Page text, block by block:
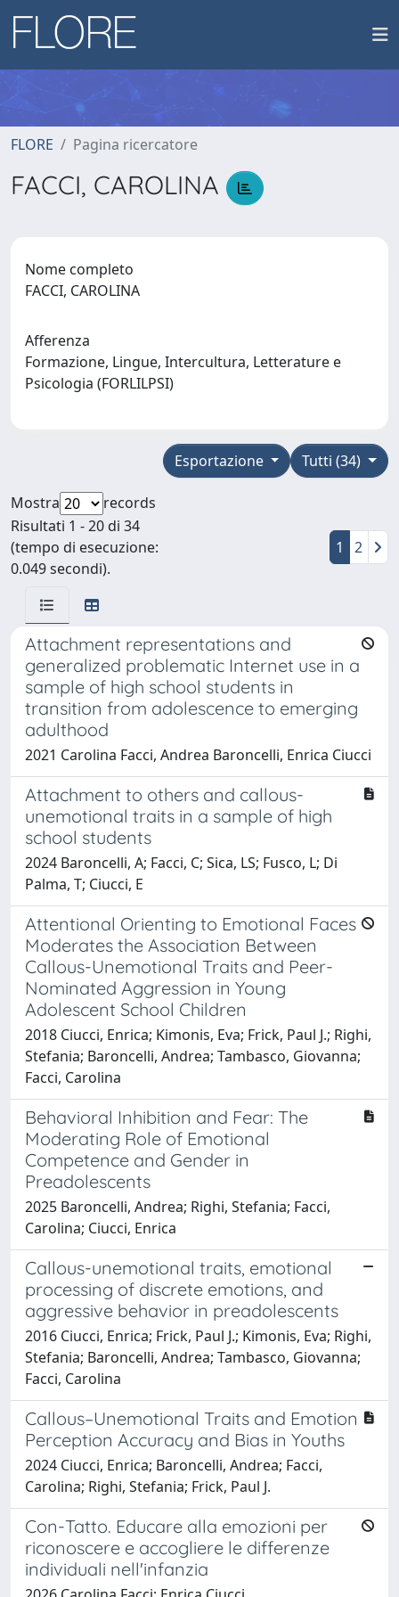
FLORE Pagina ricercatore
FACCI, CAROLINA
Nome completo
FACCI, CAROLINA
Afferenza
Formazione, Lingue, Intercultura, Letterature e
Psicologia (FORLILPSI)
Tutti (34)
Esportazione
Mostra
records
Risultati 1 - 20 di 34
(tempo di esecuzione:
0.049 secondi).
1 2
Attachment representations and
generalized problematic Internet use in a
sample of high school students in
transition from adolescence to emerging
adulthood
2021 Carolina Facci, Andrea Baroncelli, Enrica Ciucci
Attachment to others and callous-
unemotional traits in a sample of high
school students
2024 Baroncelli, A; Facci, C; Sica, LS; Fusco, L; Di
Palma, T; Ciucci, E
Attentional Orienting to Emotional Faces
Moderates the Association Between
Callous-Unemotional Traits and Peer-
Nominated Aggression in Young
Adolescent School Children
2018 Ciucci, Enrica; Kimonis, Eva; Frick, Paul J.; Righi,
Stefania; Baroncelli, Andrea; Tambasco, Giovanna;
Facci, Carolina
Behavioral Inhibition and Fear: The
Moderating Role of Emotional
Competence and Gender in
Preadolescents
2025 Baroncelli, Andrea; Righi, Stefania; Facci,
Carolina; Ciucci, Enrica
Callous-unemotional traits, emotional
processing of discrete emotions, and
aggressive behavior in preadolescents
2016 Ciucci, Enrica; Frick, Paul J.; Kimonis, Eva; Righi,
Stefania; Baroncelli, Andrea; Tambasco, Giovanna;
Facci, Carolina
Callous–Unemotional Traits and Emotion
Perception Accuracy and Bias in Youths
2024 Ciucci, Enrica; Baroncelli, Andrea; Facci,
Carolina; Righi, Stefania; Frick, Paul J.
Con-Tatto. Educare alla emozioni per
riconoscere e accogliere le differenze
individuali nell'infanzia